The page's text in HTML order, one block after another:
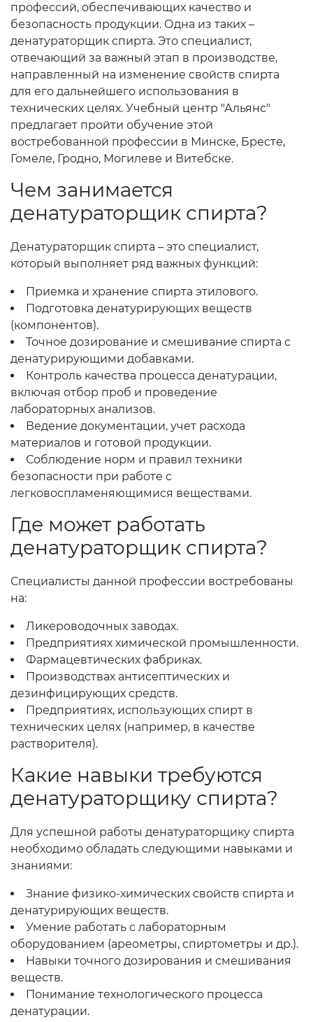
профессий, обеспечивающих качество и
безопасность продукции. Одна из таких –
денатураторщик спирта. Это специалист,
отвечающий за важный этап в производстве,
направленный на изменение свойств спирта
для его дальнейшего использования в
технических целях. Учебный центр "Альянс"
предлагает пройти обучение этой
востребованной профессии в Минске, Бресте,
Гомеле, Гродно, Могилеве и Витебске.
Чем занимается
денатураторщик спирта?
Денатураторщик спирта – это специалист,
который выполняет ряд важных функций:
Приемка и хранение спирта этилового.
Подготовка денатурирующих веществ
(компонентов).
Точное дозирование и смешивание спирта с
денатурирующими добавками.
Контроль качества процесса денатурации,
включая отбор проб и проведение
лабораторных анализов.
Ведение документации, учет расхода
материалов и готовой продукции.
Соблюдение норм и правил техники
безопасности при работе с
легковоспламеняющимися веществами.
Где может работать
денатураторщик спирта?
Специалисты данной профессии востребованы
на:
Ликероводочных заводах.
Предприятиях химической промышленности.
Фармацевтических фабриках.
Производствах антисептических и
дезинфицирующих средств.
Предприятиях, использующих спирт в
технических целях (например, в качестве
растворителя).
Какие навыки требуются
денатураторщику спирта?
Для успешной работы денатураторщику спирта
необходимо обладать следующими навыками и
знаниями:
Знание физико-химических свойств спирта и
денатурирующих веществ.
Умение работать с лабораторным
оборудованием (ареометры, спиртометры и др.).
Навыки точного дозирования и смешивания
веществ.
Понимание технологического процесса
денатурации.